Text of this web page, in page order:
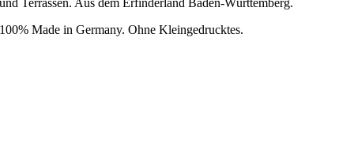
und Terrassen. Aus dem Erfinderland Baden-Württemberg.
100% Made in Germany. Ohne Kleingedrucktes.